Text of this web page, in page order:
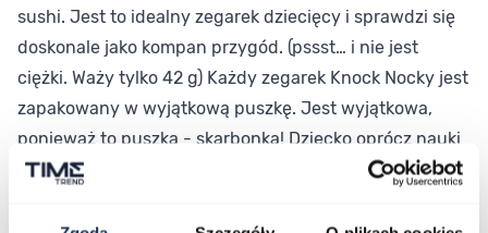
sushi. Jest to idealny zegarek dziecięcy i sprawdzi się
doskonale jako kompan przygód. (pssst… i nie jest
ciężki. Waży tylko 42 g) Każdy zegarek Knock Nocky jest
zapakowany w wyjątkową puszkę. Jest wyjątkowa,
ponieważ to puszka - skarbonka! Dziecko oprócz nauki
odczytywania godziny, może również nauczyć się